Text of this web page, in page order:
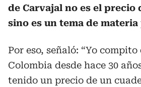
de Carvajal no es el precio
sino es un tema de
Por eso, señaló: “Yo
Colombia desde hace 30
tenido un precio de un